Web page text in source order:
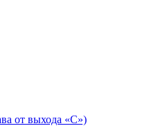
от выхода «С»)